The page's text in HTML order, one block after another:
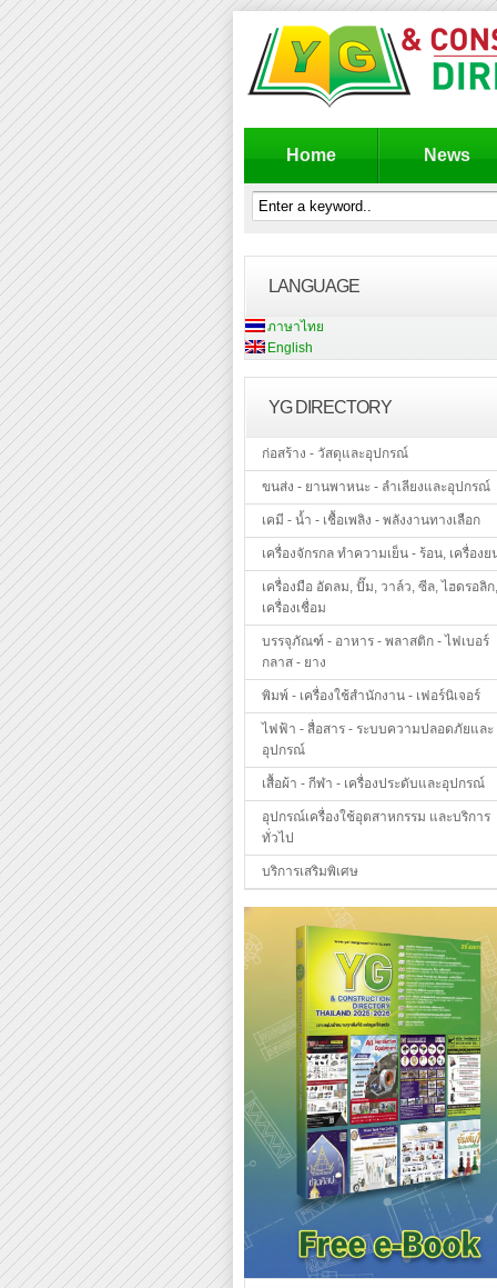
Home News
LANGUAGE
ภาษาไทย
English
YG DIRECTORY
ก่อสร้าง - วัสดุและอุปกรณ์
ขนส่ง - ยานพาหนะ - ลำเลียงและอุปกรณ์
เคมี - น้ำ - เชื้อเพลิง - พลังงานทางเลือก
เครื่องจักรกล ทำความเย็น - ร้อน, เครื่องย
เครื่องมือ อัดลม, ปั๊ม, วาล์ว, ซีล, ไฮดรอลิก,
เครื่องเชื่อม
บรรจุภัณฑ์ - อาหาร - พลาสติก - ไฟเบอร์
กลาส - ยาง
พิมพ์ - เครื่องใช้สำนักงาน - เฟอร์นิเจอร์
ไฟฟ้า - สื่อสาร - ระบบความปลอดภัยและ
อุปกรณ์
เสื้อผ้า - กีฬา - เครื่องประดับและอุปกรณ์
อุปกรณ์เครื่องใช้อุตสาหกรรม และบริการ
ทั่วไป
บริการเสริมพิเศษ